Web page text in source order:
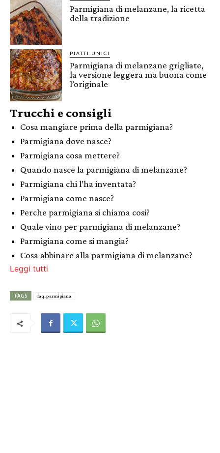
Parmigiana di melanzane, la ricetta
della tradizione
PIATTI UNICI
Parmigiana di melanzane grigliate,
la versione leggera ma buona come
l’originale
Trucchi e consigli
Cosa mangiare prima della parmigiana?
Parmigiana dove nasce?
Parmigiana cosa mettere?
Quando nasce la parmigiana di melanzane?
Parmigiana chi l’ha inventata?
Parmigiana come nasce?
Perche parmigiana si chiama cosi?
Quale vino per parmigiana di melanzane?
Parmigiana come si mangia?
Cosa abbinare alla parmigiana di melanzane?
Leggi tutti
TAGS faq_parmigiana